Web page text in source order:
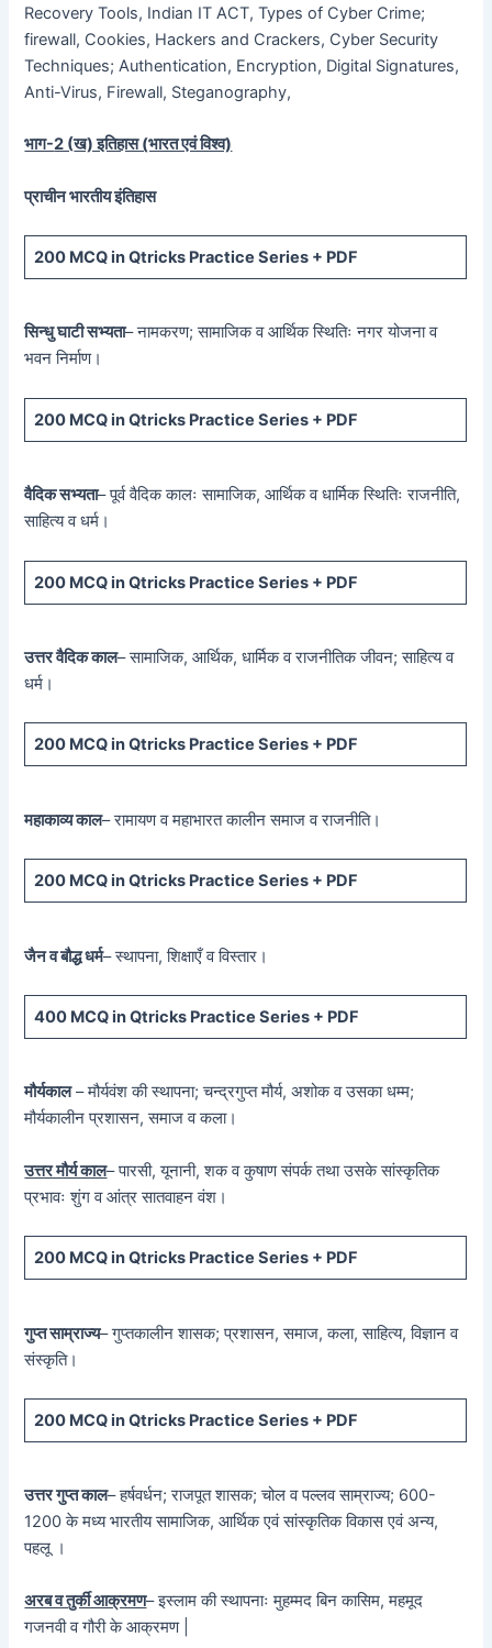
Recovery Tools, Indian IT ACT, Types of Cyber Crime;
firewall, Cookies, Hackers and Crackers, Cyber Security
Techniques; Authentication, Encryption, Digital Signatures,
Anti-Virus, Firewall, Steganography,
भाग-2 (ख) इतिहास (भारत एवं विश्व)
प्राचीन भारतीय इंतिहास
200 MCQin Qtricks Practice Series + PDF
सिन्धु घाटी सभ्यता– नामकरण; सामाजिक व आर्थिक स्थितिः नगर योजना व
भवन निर्माण।
200 MCQin Qtricks Practice Series + PDF
वैदिक सभ्यता– पूर्व वैदिक कालः सामाजिक, आर्थिक व धार्मिक स्थितिः राजनीति,
साहित्य व धर्म।
200 MCQin Qtricks Practice Series + PDF
उत्तर वैदिक काल– सामाजिक, आर्थिक, धार्मिक व राजनीतिक जीवन; साहित्य व
धर्म।
200 MCQin Qtricks Practice Series + PDF
महाकाव्य काल– रामायण व महाभारत कालीन समाज व राजनीति।
200 MCQin Qtricks Practice Series + PDF
जैन व बौद्ध धर्म– स्थापना, शिक्षाएँ व विस्तार।
400 MCQin Qtricks Practice Series + PDF
मौर्यकाल– मौर्यवंश की स्थापना; चन्द्रगुप्त मौर्य, अशोक व उसका धम्म;
मौर्यकालीन प्रशासन, समाज व कला।
उत्तर मौर्य काल– पारसी, यूनानी, शक व कुषाण संपर्क तथा उसके सांस्कृतिक
प्रभावः शुंग व आंत्र सातवाहन वंश।
200 MCQ in Qtricks Practice Series + PDF
गुप्त साम्राज्य– गुप्तकालीन शासक; प्रशासन, समाज, कला, साहित्य, विज्ञान व
संस्कृति।
200 MCQ in Qtricks Practice Series + PDF
उत्तर गुप्त काल– हर्षवर्धन; राजपूत शासक; चोल व पल्लव साम्राज्य; 600-
1200 के मध्य भारतीय सामाजिक, आर्थिक एवं सांस्कृतिक विकास एवं अन्य,
पहलू ।
अरब व तुर्की आक्रमण– इस्लाम की स्थापनाः मुहम्मद बिन कासिम, महमूद
गजनवी व गौरी के आक्रमण |